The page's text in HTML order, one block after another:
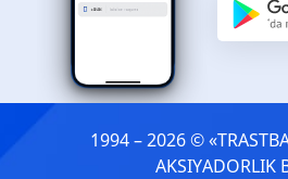
1994 – 2026 ©
AKSIYADORLIK